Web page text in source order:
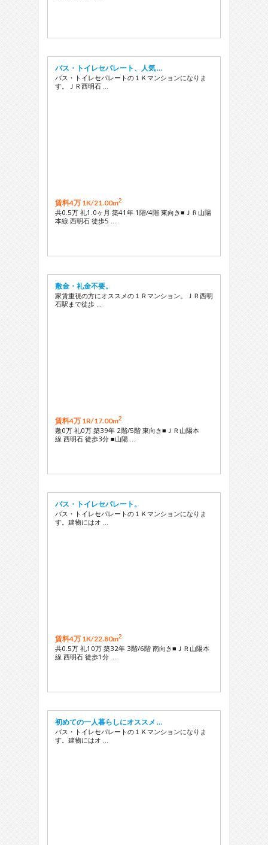
バス・トイレセパレート、人気 …
バス・トイレセパレートの１Ｋマンションになりま
す。ＪＲ西明石 …
賃料4万 1K/21.00m2
共0.5万 礼1.0ヶ月 築41年 1階/4階 東向き■ＪＲ山陽
本線 西明石 徒歩5 …
敷金・礼金不要。
家賃重視の方にオススメの１Ｒマンション。ＪＲ西明
石駅まで徒歩 …
賃料4万 1R/17.00m2
敷0万 礼0万 築39年 2階/5階 東向き■ＪＲ山陽本
線 西明石 徒歩3分 ■山陽 …
バス・トイレセパレート。
バス・トイレセパレートの１Ｋマンションになりま
す。建物にはオ …
賃料4万 1K/22.80m2
共0.5万 礼10万 築32年 3階/6階 南向き■ＪＲ山陽本
線 西明石 徒歩1分 …
初めての一人暮らしにオススメ …
バス・トイレセパレートの１Ｋマンションになりま
す。建物にはオ …